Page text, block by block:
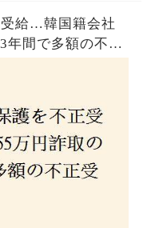
給…韓国籍会社
年間で多額の不正